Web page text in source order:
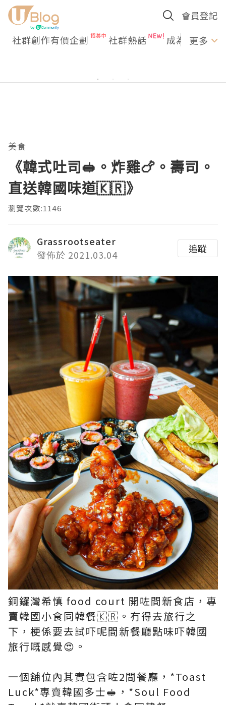
會員登記
社群創作有價企劃 社群熱話 成為U更多
美食
《韓式吐司🥪。炸雞🍗。壽司。
直送韓國味道🇰🇷》
瀏覽次數:1146
Grassrootseater
發佈於 2021.03.04
追蹤
銅鑼灣希慎 food court 開咗間新食店，專
賣韓國小食同韓餐🇰🇷。冇得去旅行之
下，梗係要去試吓呢間新餐廳點味吓韓國
旅行嘅感覺😍。
一個舖位內其實包含咗2間餐廳，*Toast
Luck*專賣韓國多士🥪，*Soul Food